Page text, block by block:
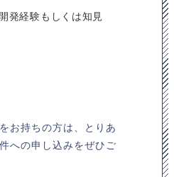
発経験もしくは知見
お持ちの方は、とりあ
への申し込みをぜひご